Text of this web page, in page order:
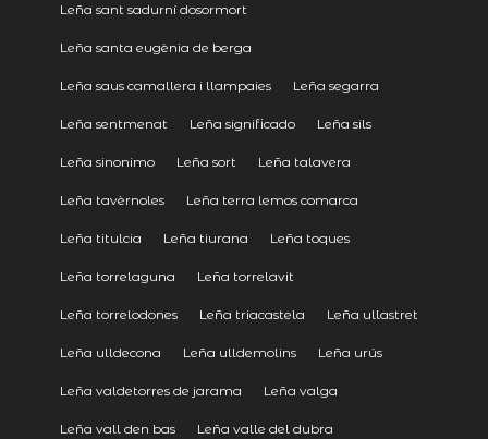
Leña sant sadurní dosormort
Leña santa eugènia de berga
Leña saus camallera i llampaies Leña segarra
Leña sentmenat Leña significado Leña sils
Leña sinonimo Leña sort Leña talavera
Leña tavèrnoles Leña terra lemos comarca
Leña titulcia Leña tiurana Leña toques
Leña torrelaguna Leña torrelavit
Leña torrelodones Leña triacastela Leña ullastret
Leña ulldecona Leña ulldemolins Leña urús
Leña valdetorres de jarama Leña valga
Leña vall den bas Leña valle del dubra